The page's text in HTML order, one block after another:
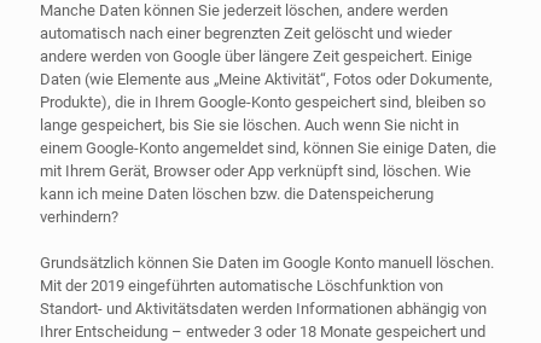
Manche Daten können Sie jederzeit löschen, andere werden
automatisch nach einer begrenzten Zeit gelöscht und wieder
andere werden von Google über längere Zeit gespeichert. Einige
Daten (wie Elemente aus „Meine Aktivität“, Fotos oder Dokumente,
Produkte), die in Ihrem Google-Konto gespeichert sind, bleiben so
lange gespeichert, bis Sie sie löschen. Auch wenn Sie nicht in
einem Google-Konto angemeldet sind, können Sie einige Daten, die
mit Ihrem Gerät, Browser oder App verknüpft sind, löschen. Wie
kann ich meine Daten löschen bzw. die Datenspeicherung
verhindern?
Grundsätzlich können Sie Daten im Google Konto manuell löschen.
Mit der 2019 eingeführten automatische Löschfunktion von
Standort- und Aktivitätsdaten werden Informationen abhängig von
Ihrer Entscheidung – entweder 3 oder 18 Monate gespeichert und